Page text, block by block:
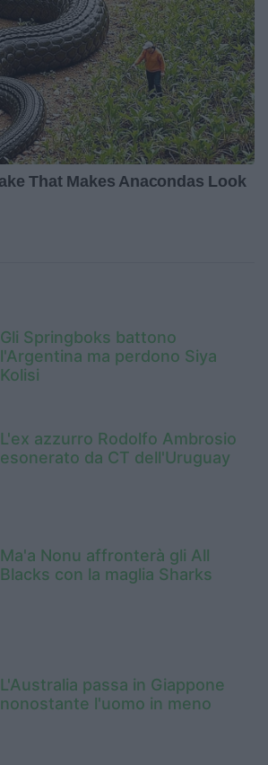
Gli Springboks battono
l'Argentina ma perdono Siya
Kolisi
L'ex azzurro Rodolfo Ambrosio
esonerato da CT dell'Uruguay
Ma'a Nonu affronterà gli All
Blacks con la maglia Sharks
L'Australia passa in Giappone
nonostante l'uomo in meno